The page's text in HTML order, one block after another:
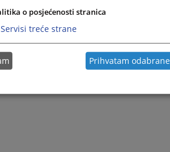
o posjećenosti stranica
Servisi treće strane
Prihvatam odabrane